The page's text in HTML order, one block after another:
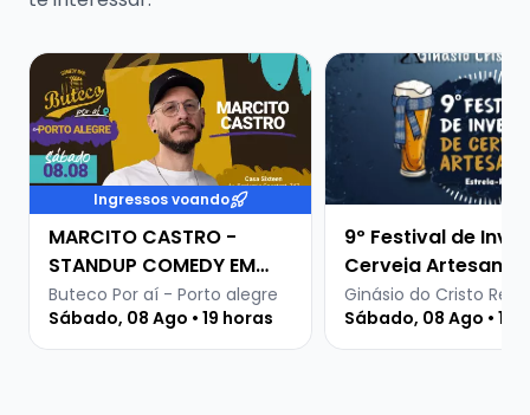
Veja mais sobre MARCITO CASTRO - STANDUP
Ingressos voando
MARCITO CASTRO -
STANDUP COMEDY EM
PORTO ALEGRE
Buteco Por aí - Porto alegre
Sábado, 08 Ago • 19 horas
Veja mais sobre 9º
9º Festival de
Cerveja Artesanal
Ginásio do Cristo Rei -
Sábado, 08 Ago • 15